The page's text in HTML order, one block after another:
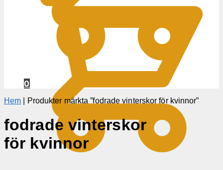
0
Hem Produkter märkta ”fodrade vinterskor för kvinnor”
fodrade vinterskor
för kvinnor